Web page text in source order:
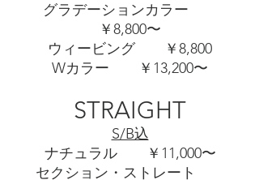
グラデーションカラー
￥8,800〜
ウィービング ￥8,800
Wカラー ￥13,200〜
STRAIGHT
S/B込
ナチュラル ￥11,000〜
セクション・ストレート